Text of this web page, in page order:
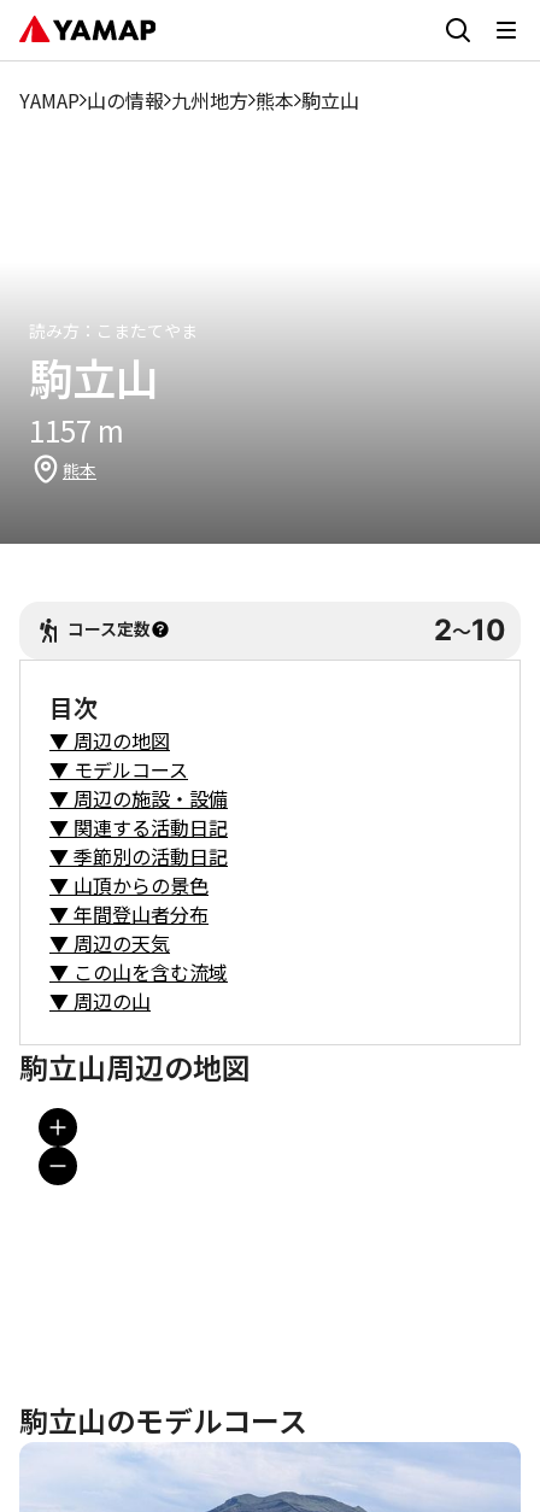
YAMAP 山の情報 九州地方 熊本 駒立山
読み方： こまたてやま
駒立山
1157 m
熊本
コース定数 2〜10
目次
▼ 周辺の地図
▼ モデルコース
▼ 周辺の施設・設備
▼ 関連する活動日記
▼季節別の活動日記
▼ 山頂からの景色
▼年間登山者分布
▼ 周辺の天気
▼ この山を含む流域
▼ 周辺の山
駒立山周辺の地図
駒立山のモデルコース
1月 2月 3月 8月 9月